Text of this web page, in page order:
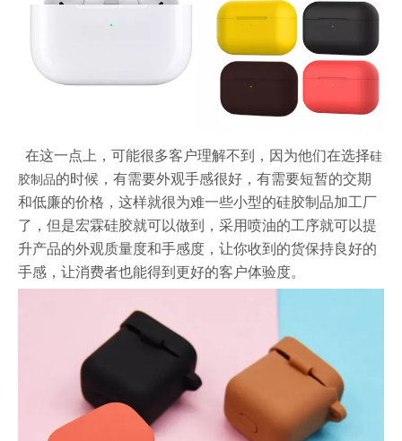
在这一点上，可能很多客户理解不到，因为他们在选择硅
胶制品的时候，有需要外观手感很好，有需要短暂的交期
和低廉的价格，这样就很为难一些小型的硅胶制品加工厂
了，但是宏霖硅胶就可以做到，采用喷油的工序就可以提
升产品的外观质量度和手感度，让你收到的货保持良好的
手感，让消费者也能得到更好的客户体验度。